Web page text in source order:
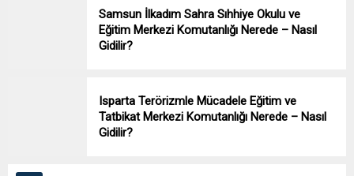
Samsun İlkadım Sahra Sıhhiye Okulu ve
Eğitim Merkezi Komutanlığı Nerede – Nasıl
Gidilir?
Isparta Terörizmle Mücadele Eğitim ve
Tatbikat Merkezi Komutanlığı Nerede – Nasıl
Gidilir?